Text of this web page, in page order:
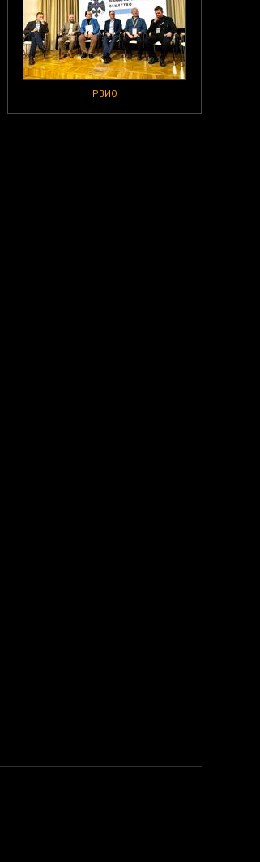
РВИО